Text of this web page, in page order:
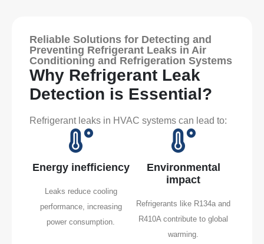
Reliable Solutions for Detecting and
Preventing Refrigerant Leaks in Air
Conditioning and Refrigeration Systems
Why Refrigerant Leak
Detection is Essential?
Refrigerant leaks in HVAC systems can lead to:
Energy inefficiency
Leaks reduce cooling
performance, increasing
power consumption.
Environmental
impact
Refrigerants like R134a and
R410A contribute to global
warming.